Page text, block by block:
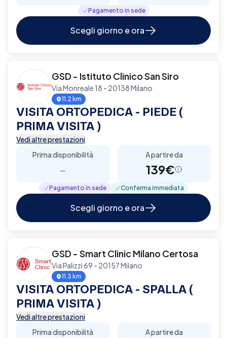
Pagamento in sede
Scegli giorno e ora
GSD - Istituto Clinico San Siro
Via Monreale 18 - 20138 Milano
11.2 km
VISITA ORTOPEDICA - PIEDE (
PRIMA VISITA )
Vedi altre prestazioni
Prima disponibilità
-
A partire da
139€
Pagamento in sede Conferma immediata
Scegli giorno e ora
GSD - Smart Clinic Milano Certosa
Via Palizzi 69 - 20157 Milano
11.3 km
VISITA ORTOPEDICA - SPALLA (
PRIMA VISITA )
Vedi altre prestazioni
Prima disponibilità
A partire da